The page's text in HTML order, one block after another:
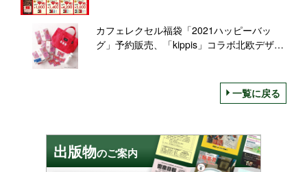
カフェレクセル福袋「2021ハッピーバッ
グ」予約販売、「kippis」コラボ北欧デザイ
一覧に戻る
出版物のご案内